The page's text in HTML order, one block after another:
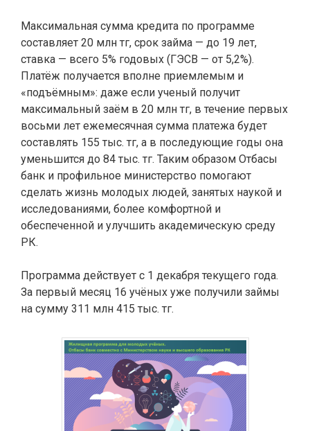
Максимальная сумма кредита по программе
составляет 20 млн тг, срок займа — до 19 лет,
ставка — всего 5% годовых (ГЭСВ — от 5,2%).
Платёж получается вполне приемлемым и
«подъёмным»: даже если ученый получит
максимальный заём в 20 млн тг, в течение первых
восьми лет ежемесячная сумма платежа будет
составлять 155 тыс. тг, а в последующие годы она
уменьшится до 84 тыс. тг. Таким образом Отбасы
банк и профильное министерство помогают
сделать жизнь молодых людей, занятых наукой и
исследованиями, более комфортной и
обеспеченной и улучшить академическую среду
РК.
Программа действует с 1 декабря текущего года.
За первый месяц 16 учёных уже получили займы
на сумму 311 млн 415 тыс. тг.